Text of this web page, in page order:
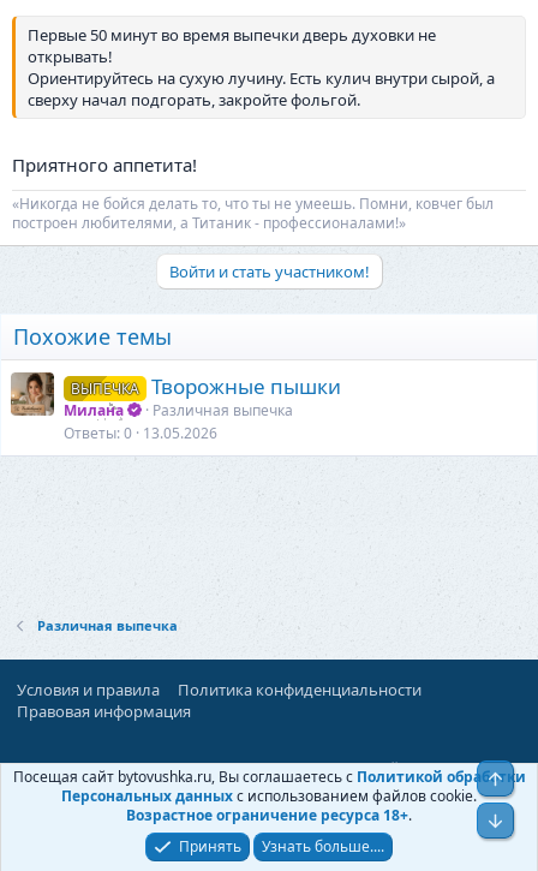
Первые 50 минут во время выпечки дверь духовки не
открывать!
Ориентируйтесь на сухую лучину. Есть кулич внутри сырой, а
сверху начал подгорать, закройте фольгой.
Приятного аппетита!
«Никогда не бойся делать то, что ты не умеешь. Помни, ковчег был
построен любителями, а Титаник - профессионалами!»
Войти и стать участником!
Похожие темы
ВЫПЕЧКА Творожные пышки
Милана
Различная выпечка
Ответы 0 13.05.2026
Различная выпечка
Условия и правила
Политика конфиденциальности
Правовая информация
При поддержке:«Территория Дискуссий»
© Бытовушка, 2025-2026
Посещая сайт bytovushka.ru, Вы соглашаетесь с Политикой обработки
Персональных данныхс использованием файлов cookie.
Возрастное ограничение ресурса 18+.
Принять
Узнать больше....
Верх